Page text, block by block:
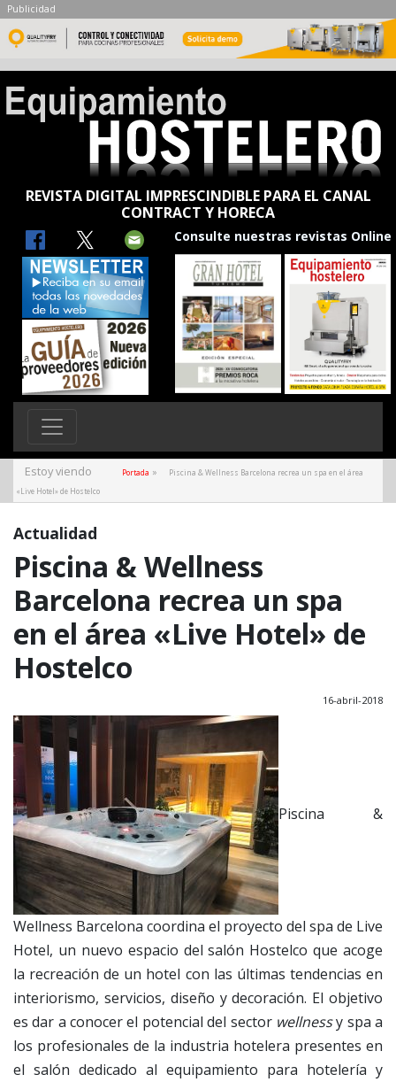
Publicidad
REVISTA DIGITAL IMPRESCINDIBLE PARA EL CANAL
CONTRACT Y HORECA
Consulte nuestras revistas Online
Estoy viendo Portada »
Piscina & Wellness Barcelona recrea un spa en el área
«Live Hotel» de Hostelco
Actualidad
Piscina & Wellness
Barcelona recrea un spa
en el área «Live Hotel» de
Hostelco
16-abril-2018
Piscina &
Wellness Barcelona coordina el proyecto del spa de Live
Hotel, un nuevo espacio del salón Hostelco que acoge
la recreación de un hotel con las últimas tendencias en
interiorismo, servicios, diseño y decoración. El objetivo
es dar a conocer el potencial del sector wellnessy spa a
los profesionales de la industria hotelera presentes en
el salón dedicado al equipamiento para hotelería y